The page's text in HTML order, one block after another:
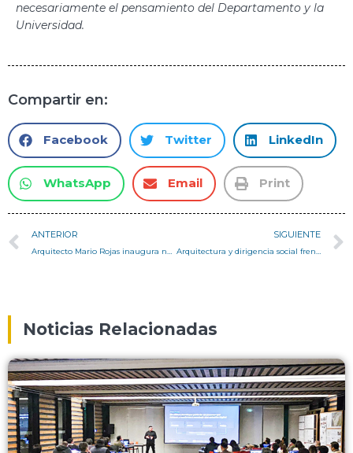
necesariamente el pensamiento del Departamento y la
Universidad.
Compartir en:
Facebook Twitter LinkedIn
WhatsApp Email Print
ANTERIOR SIGUIENTE
Noticias Relacionadas